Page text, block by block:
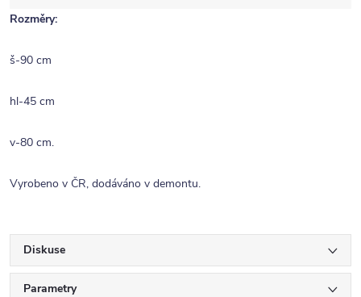
Rozměry:
š-90 cm
hl-45 cm
v-80 cm.
Vyrobeno v ČR, dodáváno v demontu.
Diskuse
Parametry